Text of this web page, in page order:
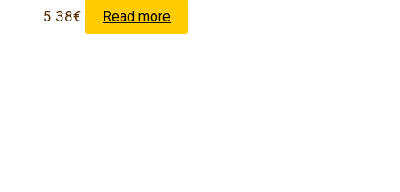
5.38€ Read more